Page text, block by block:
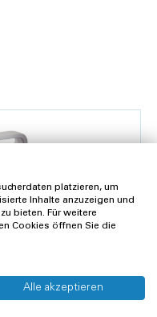
platzieren, um
Inhalte anzuzeigen und
bieten. Für weitere
Cookies öffnen Sie die
Alle akzeptieren